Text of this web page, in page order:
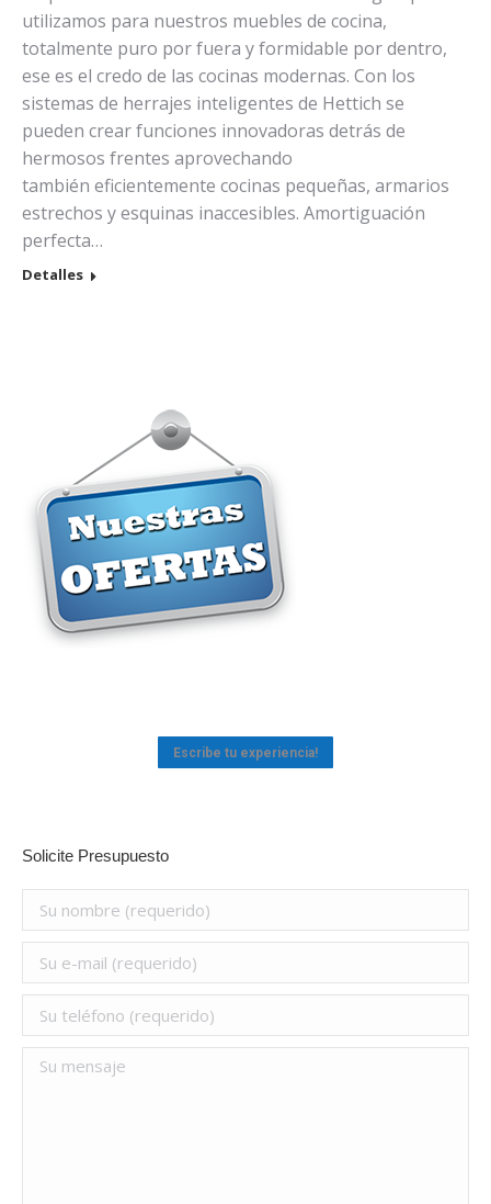
utilizamos para nuestros muebles de cocina,
totalmente puro por fuera y formidable por dentro,
ese es el credo de las cocinas modernas. Con los
sistemas de herrajes inteligentes de Hettich se
pueden crear funciones innovadoras detrás de
hermosos frentes aprovechando
también eficientemente cocinas pequeñas, armarios
estrechos y esquinas inaccesibles. Amortiguación
perfecta…
Detalles
Escribe tu experiencia!
Solicite Presupuesto